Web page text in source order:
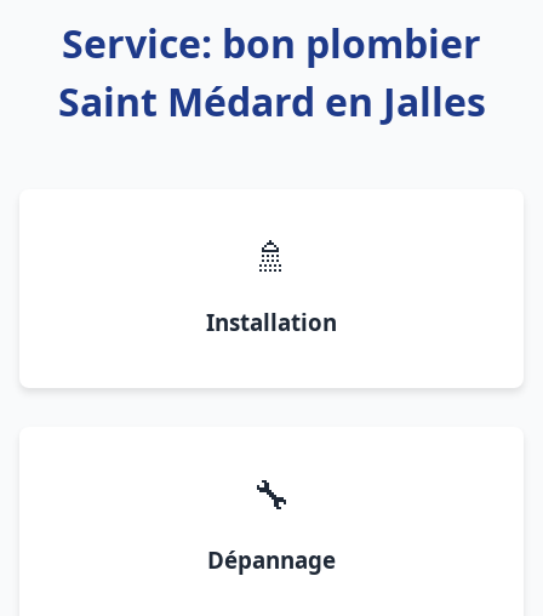
Service: bon plombier
Saint Médard en Jalles
🚿
Installation
🔧
Dépannage